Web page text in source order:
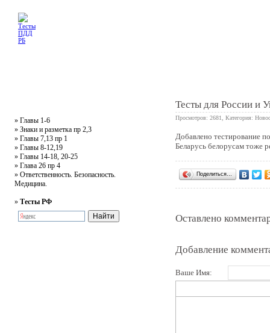
» Главы 1-6
» Знаки и разметка пр 2,3
» Главы 7,13 пр 1
» Главы 8-12,19
» Главы 14-18, 20-25
» Глава 26 пр 4
» Ответственность. Безопасность.
Медицина.
» Тесты РФ
Тесты для России и
Просмотров: 2681, Категория:
Добавлено тестирование
Беларусь белорусам тоже
Поделиться…
Оставлено
Добавление
Ваше Имя: